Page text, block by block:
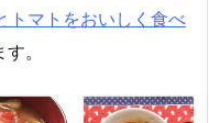
トマトをおいしく食べ
。